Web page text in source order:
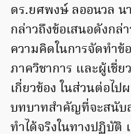
ดร.ยศพงษ์ ลออนวล
กล่าวถึงข้อเสนอดังกล่
ความคิดในการจัดทำ
ภาควิชาการ และผู้เชี่
เกี่ยวข้อง ในส่วนต่อไ
บทบาทสำคัญที่จะสนับ
ทำได้จริงในทางปฏิบัติ